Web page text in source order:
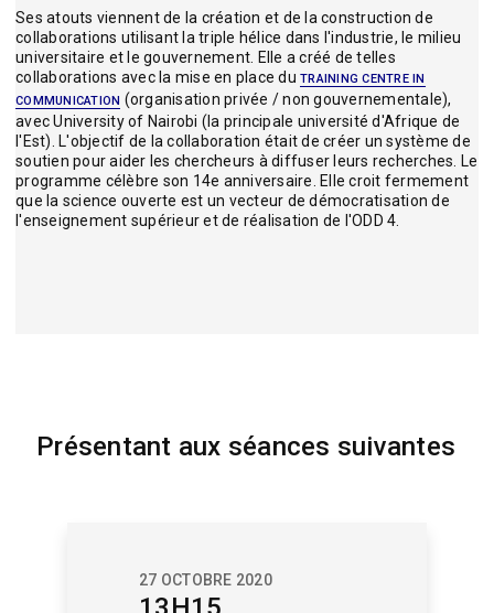
Ses atouts viennent de la création et de la construction de
collaborations utilisant la triple hélice dans l'industrie, le milieu
universitaire et le gouvernement. Elle a créé de telles
collaborations avec la mise en place du TRAINING CENTRE IN
COMMUNICATION (organisation privée / non gouvernementale),
avec University of Nairobi (la principale université d'Afrique de
l'Est). L'objectif de la collaboration était de créer un système de
soutien pour aider les chercheurs à diffuser leurs recherches. Le
programme célèbre son 14e anniversaire. Elle croit fermement
que la science ouverte est un vecteur de démocratisation de
l'enseignement supérieur et de réalisation de l'ODD 4.
Présentant aux séances suivantes
27 OCTOBRE 2020